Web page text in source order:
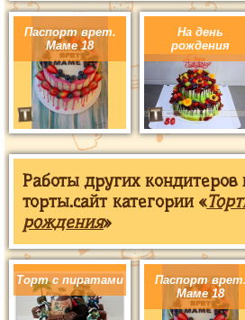
Паспорт врет.
Маме 18
На день
рождения
Работы других кондитеров
торты.сайт категории «
рождения»
Торт с пиратами
Паспорт врет.
Маме 18